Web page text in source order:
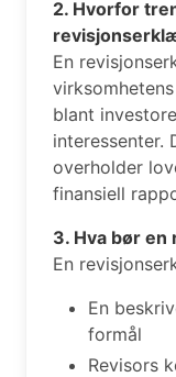
2. Hvorfor
En
blant
interessenter.
overholder
finansiell
3. Hva bør
En
En
formål
Revisors